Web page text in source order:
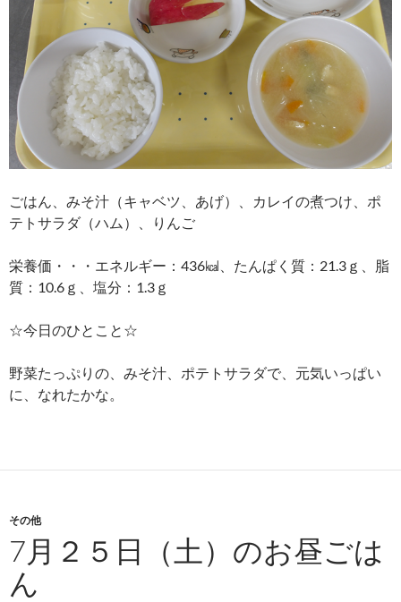
ごはん、みそ汁（キャベツ、あげ）、カレイの煮つけ、ポ
テトサラダ（ハム）、りんご
栄養価・・・エネルギー：436㎉、たんぱく質：21.3ｇ、脂
質：10.6ｇ、塩分：1.3ｇ
☆今日のひとこと☆
野菜たっぷりの、みそ汁、ポテトサラダで、元気いっぱい
に、なれたかな。
その他
7月２５日（土）のお昼ごは
ん